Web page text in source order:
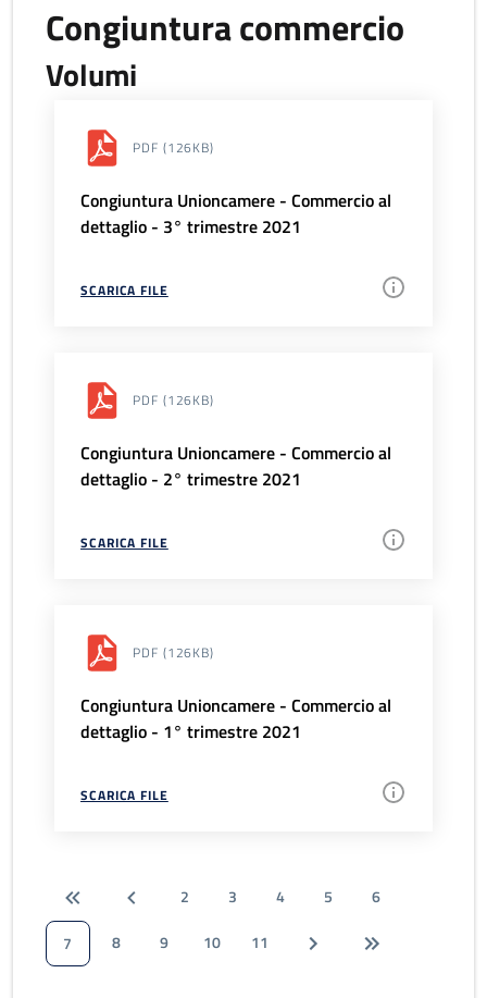
Congiuntura commercio
Volumi
PDF (126KB)
Congiuntura Unioncamere - Commercio al
dettaglio - 3° trimestre 2021
SCARICA FILE
PDF (126KB)
Congiuntura Unioncamere - Commercio al
dettaglio - 2° trimestre 2021
SCARICA FILE
PDF (126KB)
Congiuntura Unioncamere - Commercio al
dettaglio - 1° trimestre 2021
SCARICA FILE
2 3 4 5
6
7
8 9 10 11